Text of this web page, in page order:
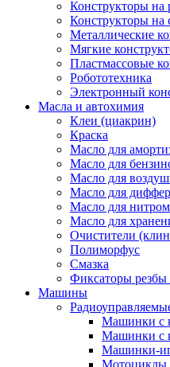
Конструкторы на
Конструкторы на
Металлические
Мягкие
Пластмассовые
Робототехника
Электронный
Масла и автохимия
Клеи (циакрин)
Краска
Масло для
Масло для
Масло для
Масло для
Масло для
Масло для
Очистители
Полиморфус
Смазка
Фиксаторы резбы
Машины
Машинки с
Машинки с
Машинки-
Мотоциклы